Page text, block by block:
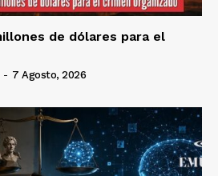
de dólares para el
- 7 Agosto, 2026